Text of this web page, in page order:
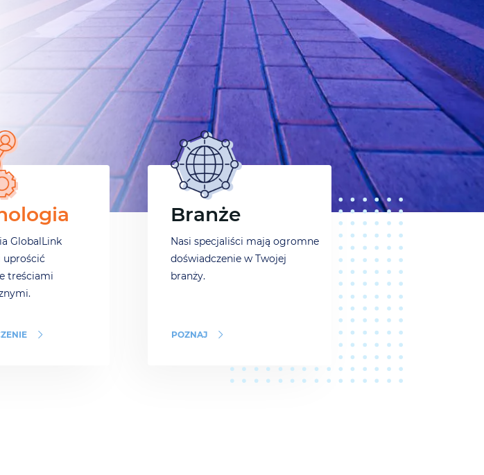
GlobalLink
uprościć
treściami
Branże
Nasi specjaliści mają ogromne
doświadczenie w Twojej
branży.
POZNAJ